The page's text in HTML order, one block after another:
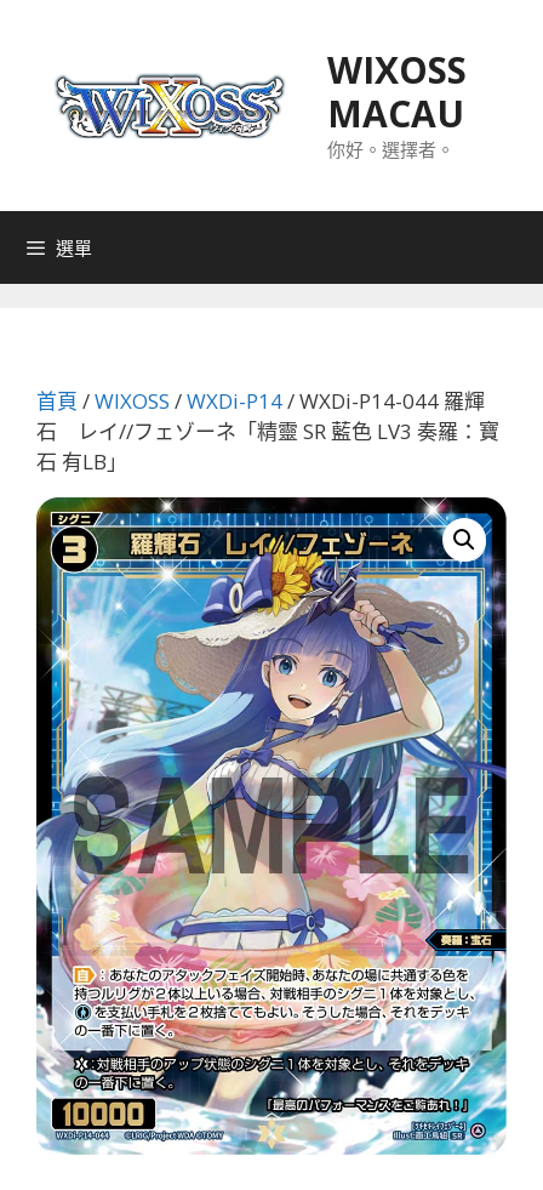
WIXOSS
MACAU
你好。選擇者。
選單
首頁 /WIXOSS /WXDi-P14/ WXDi-P14-044 羅輝
石 レイ//フェゾーネ「精靈 SR 藍色 LV3 奏羅：寶
石 有LB」